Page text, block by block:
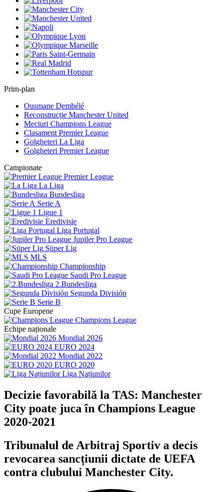
Prim-plan
Ousmane Dembélé
Reconstrucție Manchester United
Meciuri Champions League
Clasament Premier League
Golgheteri La Liga
Golgheteri Premier League
Campionate
Premier League
La Liga
Bundesliga
Serie A
Ligue 1
Eredivisie
Liga Portugal
Jupiler Pro League
Süper Lig
MLS
Championship
Saudi Pro League
2.Bundesliga
Segunda División
Serie B
Cupe Europene
Champions League
Echipe naționale
Mondial 2026
EURO 2024
Mondial 2022
EURO 2020
Liga Națiunilor
Decizie favorabilă la TAS: Manchester
City poate juca în Champions League
2020-2021
Tribunalul de Arbitraj Sportiv a decis
revocarea sancțiunii dictate de UEFA
contra clubului Manchester City.